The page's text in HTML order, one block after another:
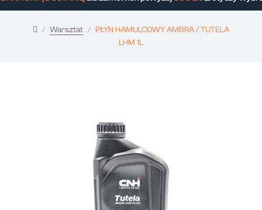
Warsztat
PŁYN HAMULCOWY AMBRA / TUTELA
LHM 1L